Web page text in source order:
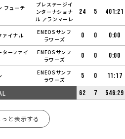
フューチ
プレステージイ
ンターナショナ
ル アランマーレ
24 5 401:21
イナル
ENEOSサンフ
ラワーズ
0 0 0:00
ーファイ
ENEOSサンフ
ラワーズ
0 0 0:00
ENEOSサンフ
ラワーズ
5 0 11:17
62 7 546:29
と表示する